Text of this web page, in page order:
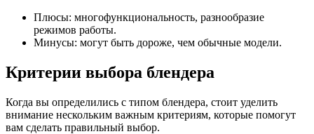
Плюсы: многофункциональность, разнообразие
режимов работы.
Минусы: могут быть дороже, чем обычные модели.
Критерии выбора блендера
Когда вы определились с типом блендера, стоит уделить
внимание нескольким важным критериям, которые помогут
вам сделать правильный выбор.